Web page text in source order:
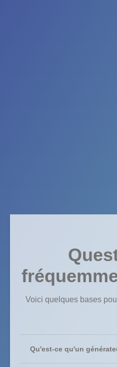
Voici quelques bases
Qu'est-ce qu'un